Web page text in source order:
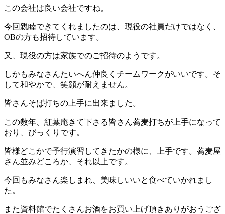
この会社は良い会社ですね。
今回親睦できてくれましたのは、現役の社員だけではなく、
OBの方も招待しています。
又、現役の方は家族でのご招待のようです。
しかもみなさんたいへん仲良くチームワークがいいです。そ
して和やかで、笑顔が耐えません。
皆さんそば打ちの上手に出来ました。
この数年、紅葉庵きて下さる皆さん蕎麦打ちが上手になって
おり、びっくりです。
皆様どこかで予行演習してきたかの様に、上手です。蕎麦屋
さん並みどころか、それ以上です。
今回もみなさん楽しまれ、美味しいいと食べていかれまし
た。
また資料館でたくさんお酒をお買い上げ頂きありがおうござ